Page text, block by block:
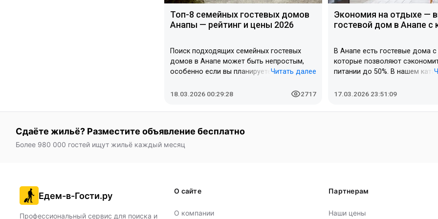
Топ-8 семейных гостевых домов
Анапы — рейтинг и цены 2026
Поиск подходящих семейных гостевых
домов в Анапе может быть непростым,
особенно если вы планируете отдых с
дома с полным набором удобств: кухней
бассейном для малышей, закрытой
расположением рядом с песчаными
пляжами. В семейных гостевых домах
варианты, так и элитные номера. Этот
оптимальное жильё для комфортного
Читать далее
18.03.2026 00:29:28 2717
Экономия на отдыхе —
гостевой дом в Анапе с
В Анапе есть гостевые дома с
которые позволяют
питании до 50%. В нашем
начиная от 300 рублей за
выгодно для семей с детьми и
17.03.2026 23:51:09
Сдаёте жильё? Разместите объявление бесплатно
Более 980 000 гостей ищут жильё каждый месяц
Едем-в-Гости.ру
Профессиональный сервис для поиска и
О сайте
О компании
Партнерам
Наши цены